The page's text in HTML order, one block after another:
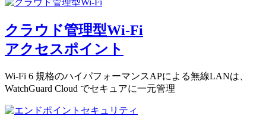
クラウド管理型Wi-Fi
アクセスポイント
Wi-Fi 6 規格のハイパフォーマンスAPによる無線LANは、
WatchGuard Cloud でセキュアに一元管理